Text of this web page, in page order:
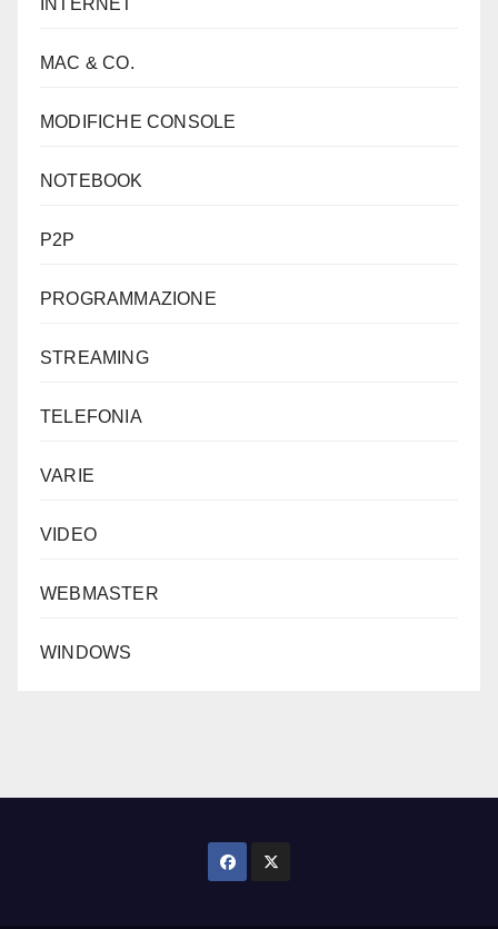
INTERNET
MAC & CO.
MODIFICHE CONSOLE
NOTEBOOK
P2P
PROGRAMMAZIONE
STREAMING
TELEFONIA
VARIE
VIDEO
WEBMASTER
WINDOWS